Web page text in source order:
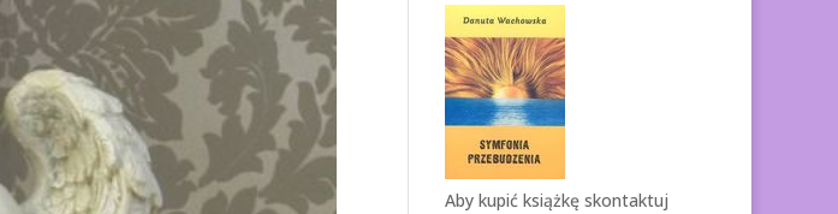
Aby kupić książkę skontaktuj